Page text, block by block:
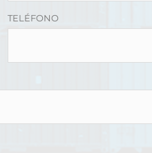
TELÉFONO